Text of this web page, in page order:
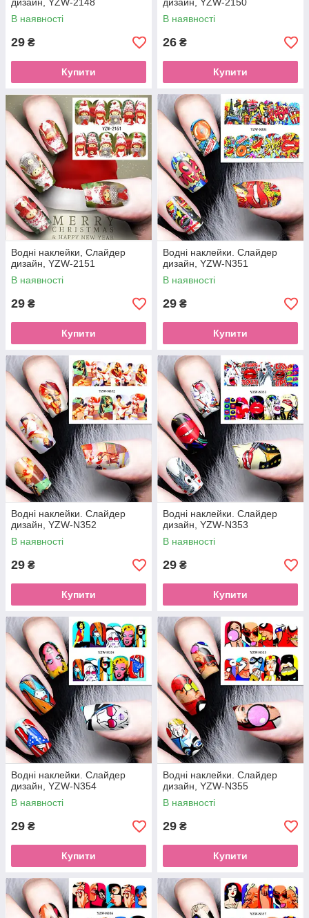
В наявності
29 ₴
Купити
В наявності
26 ₴
Купити
Водні наклейки, Слайдер
дизайн, YZW-2151
В наявності
29 ₴
Купити
Водні наклейки. Слайдер
дизайн, YZW-N351
В наявності
29 ₴
Купити
Водні наклейки. Слайдер
дизайн, YZW-N352
В наявності
29 ₴
Купити
Водні наклейки. Слайдер
дизайн, YZW-N353
В наявності
29 ₴
Купити
Водні наклейки. Слайдер
дизайн, YZW-N354
В наявності
29 ₴
Купити
Водні наклейки. Слайдер
дизайн, YZW-N355
В наявності
29 ₴
Купити